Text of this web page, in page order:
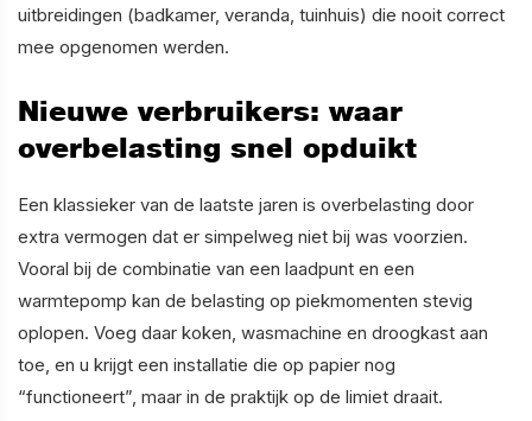
uitbreidingen (badkamer, veranda, tuinhuis) die nooit correct
mee opgenomen werden.
Nieuwe verbruikers: waar
overbelasting snel opduikt
Een klassieker van de laatste jaren is overbelasting door
extra vermogen dat er simpelweg niet bij was voorzien.
Vooral bij de combinatie van een laadpunt en een
warmtepomp kan de belasting op piekmomenten stevig
oplopen. Voeg daar koken, wasmachine en droogkast aan
toe, en u krijgt een installatie die op papier nog
“functioneert”, maar in de praktijk op de limiet draait.